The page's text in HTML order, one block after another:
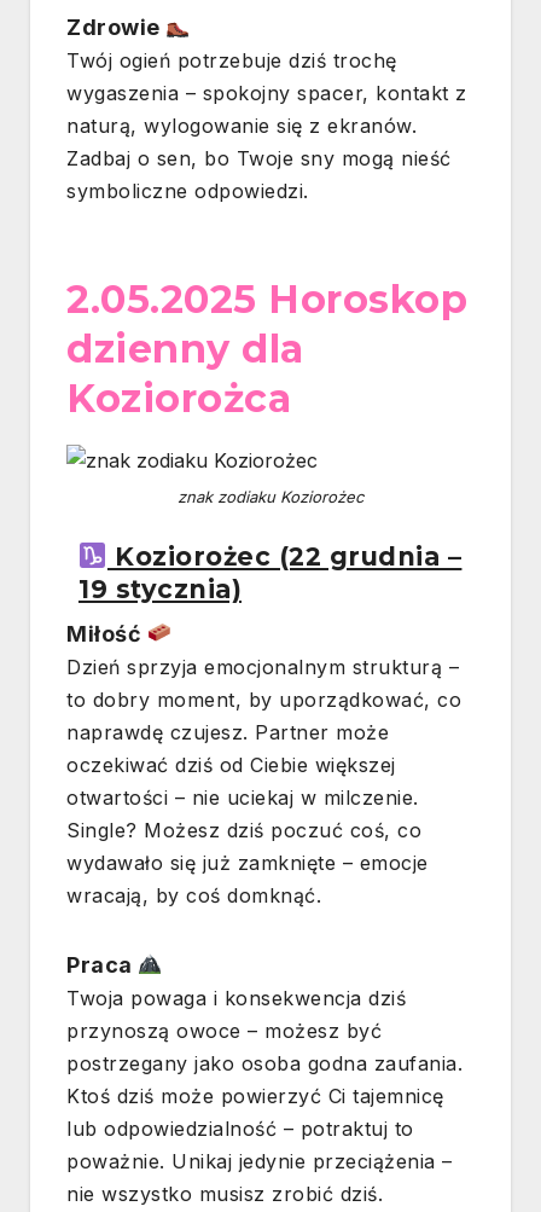
Zdrowie
Twój ogień potrzebuje dziś trochę
wygaszenia – spokojny spacer, kontakt z
naturą, wylogowanie się z ekranów.
Zadbaj o sen, bo Twoje sny mogą nieść
symboliczne odpowiedzi.
2.05.2025 Horoskop
dzienny dla
Koziorożca
znak zodiaku Koziorożec
Koziorożec (22 grudnia –
19 stycznia)
Miłość
Dzień sprzyja emocjonalnym strukturą –
to dobry moment, by uporządkować, co
naprawdę czujesz. Partner może
oczekiwać dziś od Ciebie większej
otwartości – nie uciekaj w milczenie.
Single? Możesz dziś poczuć coś, co
wydawało się już zamknięte – emocje
wracają, by coś domknąć.
Praca
Twoja powaga i konsekwencja dziś
przynoszą owoce – możesz być
postrzegany jako osoba godna zaufania.
Ktoś dziś może powierzyć Ci tajemnicę
lub odpowiedzialność – potraktuj to
poważnie. Unikaj jedynie przeciążenia –
nie wszystko musisz zrobić dziś.